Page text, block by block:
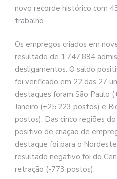
novo recorde histórico com
trabalho.
Os empregos criados em
resultado de 1.747.894
desligamentos. O saldo
foi verificado em 22 das 27
destaques foram São Paulo
Janeiro (+25.223 postos) e
postos). Das cinco regiões
positivo de criação de
destaque foi para o
resultado negativo foi do
retração (-773 postos).